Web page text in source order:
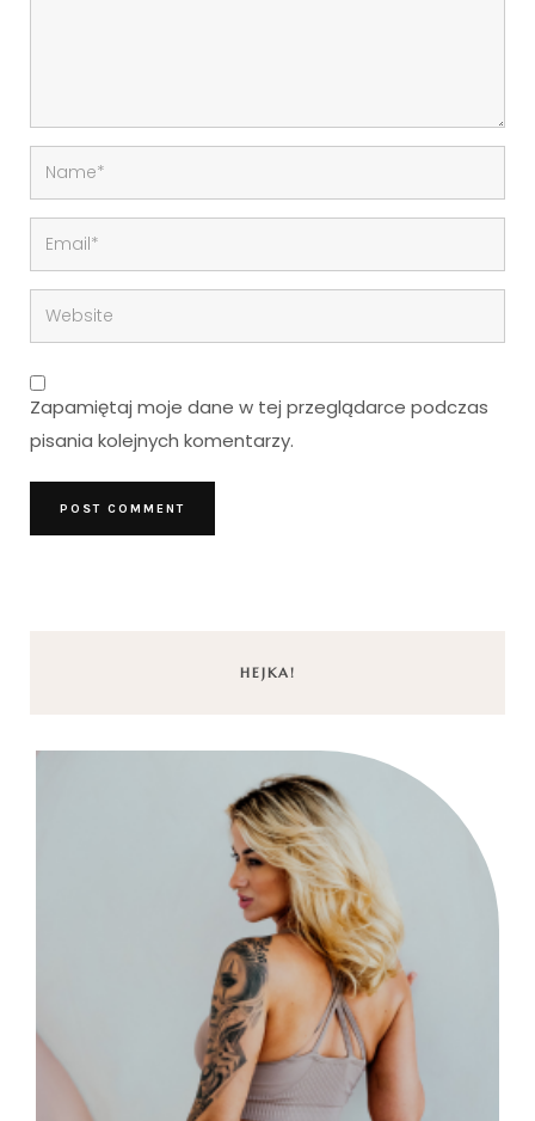
Zapamiętaj moje dane w tej przeglądarce podczas
pisania kolejnych komentarzy.
HEJKA!